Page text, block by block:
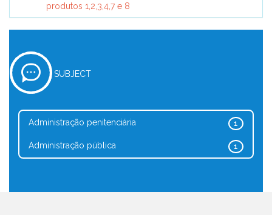
produtos 1,2,3,4,7 e 8
SUBJECT
1
Administração penitenciária
1
Administração pública